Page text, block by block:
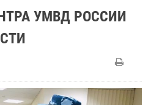
УМВД РОССИИ